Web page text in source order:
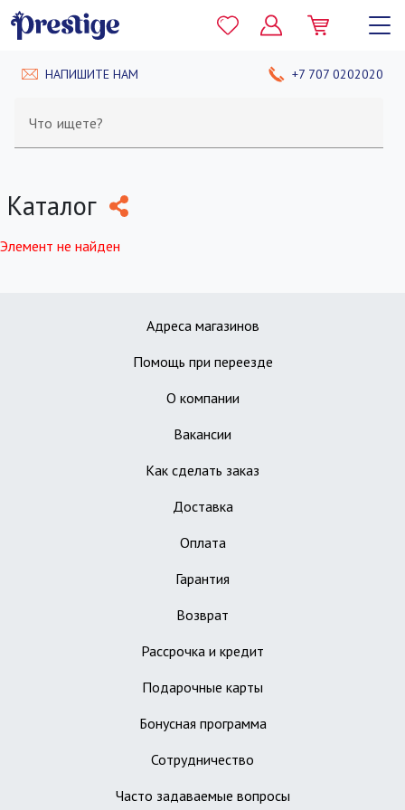
НАПИШИТЕ НАМ +7 707 0202020
Что ищете?
Каталог
Элемент не найден
Адреса магазинов
Помощь при переезде
О компании
Вакансии
Как сделать заказ
Доставка
Оплата
Гарантия
Возврат
Рассрочка и кредит
Подарочные карты
Бонусная программа
Сотрудничество
Часто задаваемые вопросы